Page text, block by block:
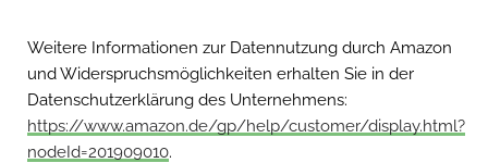
Weitere Informationen zur Datennutzung durch Amazon
und Widerspruchsmöglichkeiten erhalten Sie in der
Datenschutzerklärung des Unternehmens:
https://www.amazon.de/gp/help/customer/display.html?
nodeId=201909010.